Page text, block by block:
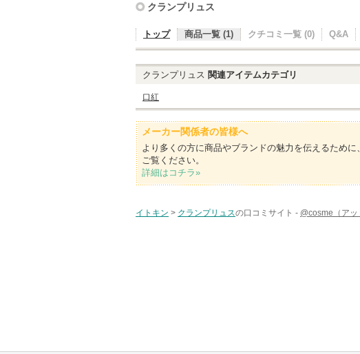
クランプリュス
トップ 商品一覧 (1) クチコミ一覧 (0) Q&A
クランプリュス 関連アイテムカテゴリ
口紅
メーカー関係者の皆様へ
より多くの方に商品やブランドの魅力を伝えるため
ご覧ください。
詳細はコチラ»
イトキン > クランプリュスの口コミサイト - @cosme（アッ